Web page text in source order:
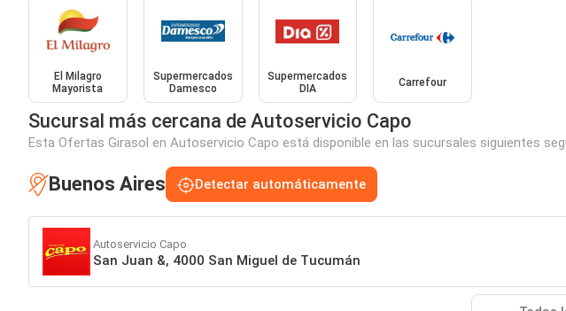
El Milagro
Mayorista
Supermercados
Damesco
Supermercados
DIA
Carrefour
Sucursal más cercana de Autoservicio Capo
Esta Ofertas Girasol en Autoservicio Capo está disponible en las sucursales siguientes
Buenos Aires Detectar automáticamente
Autoservicio Capo
San Juan &, 4000 San Miguel de Tucumán